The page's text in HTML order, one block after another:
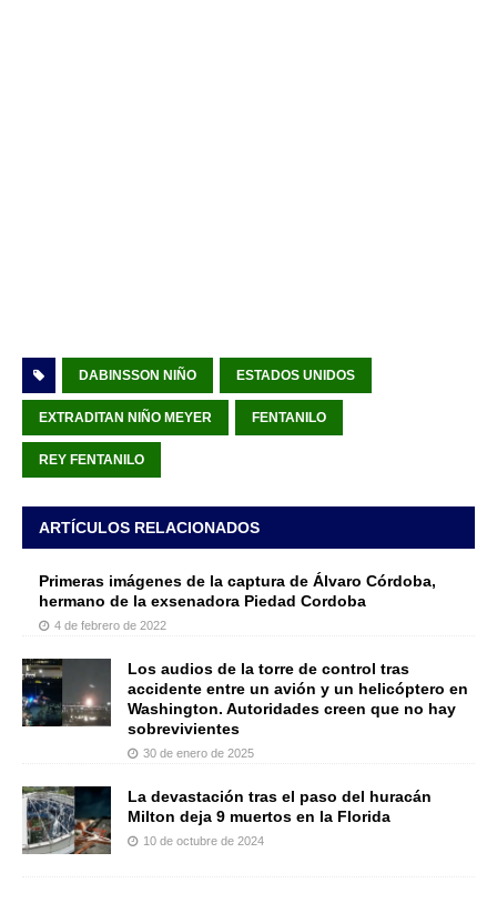
DABINSSON NIÑO ESTADOS UNIDOS
EXTRADITAN NIÑO MEYER FENTANILO
REY FENTANILO
ARTÍCULOS RELACIONADOS
Primeras imágenes de la captura de Álvaro Córdoba,
hermano de la exsenadora Piedad Cordoba
4 de febrero de 2022
Los audios de la torre de control tras
accidente entre un avión y un helicóptero en
Washington. Autoridades creen que no hay
sobrevivientes
30 de enero de 2025
La devastación tras el paso del huracán
Milton deja 9 muertos en la Florida
10 de octubre de 2024